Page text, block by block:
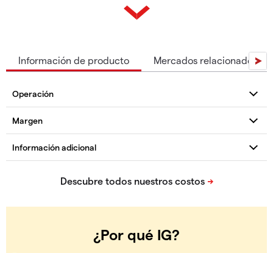
Información de producto Mercados relacionados
¿Por qué IG?